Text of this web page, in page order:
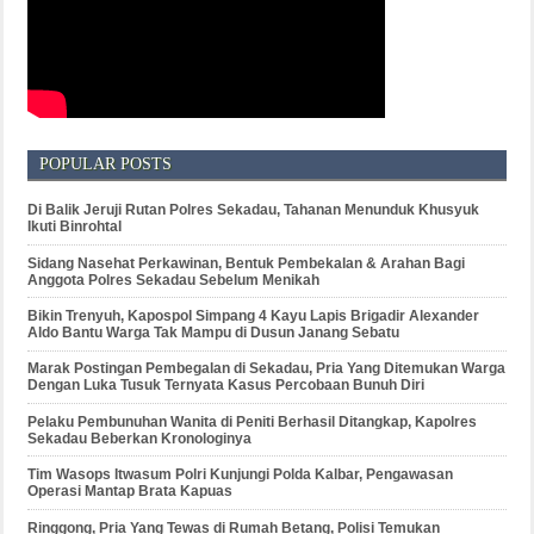
POPULAR POSTS
Di Balik Jeruji Rutan Polres Sekadau, Tahanan Menunduk Khusyuk
Ikuti Binrohtal
Sidang Nasehat Perkawinan, Bentuk Pembekalan & Arahan Bagi
Anggota Polres Sekadau Sebelum Menikah
Bikin Trenyuh, Kapospol Simpang 4 Kayu Lapis Brigadir Alexander
Aldo Bantu Warga Tak Mampu di Dusun Janang Sebatu
Marak Postingan Pembegalan di Sekadau, Pria Yang Ditemukan Warga
Dengan Luka Tusuk Ternyata Kasus Percobaan Bunuh Diri
Pelaku Pembunuhan Wanita di Peniti Berhasil Ditangkap, Kapolres
Sekadau Beberkan Kronologinya
Tim Wasops Itwasum Polri Kunjungi Polda Kalbar, Pengawasan
Operasi Mantap Brata Kapuas
Ringgong, Pria Yang Tewas di Rumah Betang, Polisi Temukan